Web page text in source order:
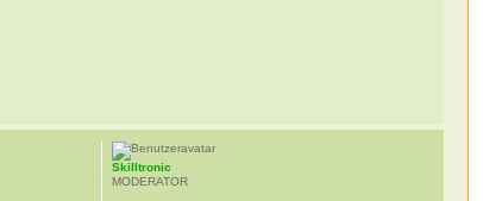
Skilltronic
MODERATOR